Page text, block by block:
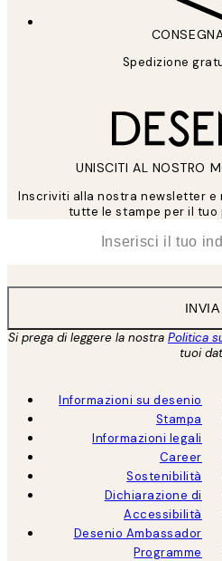
Spedizione
UNISCITI AL NOSTRO
Inscriviti alla nostra newsletter e
tutte le stampe per il tuo
INVIA
Si prega di leggere la nostra Politica
tuoi
Informazioni su desenio
Stampa
Informazioni legali
Career
Sostenibilità
Dichiarazione di
Accessibilità
Desenio Ambassador
Programme